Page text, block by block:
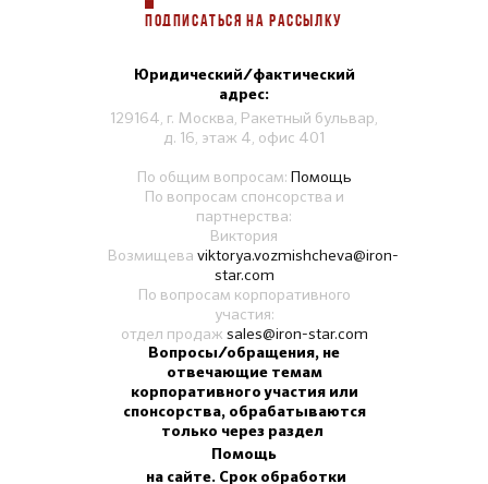
ПОДПИСАТЬСЯ НА РАССЫЛКУ
Юридический/фактический
адрес:
129164, г. Москва, Ракетный бульвар,
д. 16, этаж 4, офис 401
По общим вопросам: Помощь
По вопросам спонсорства и
партнерства:
Виктория
Возмищева viktorya.vozmishcheva@iron-
star.com
По вопросам корпоративного
участия:
отдел продаж sales@iron-star.com
Вопросы/обращения, не
отвечающие темам
корпоративного участия или
спонсорства, обрабатываются
только через раздел
Помощь
на сайте. Срок обработки